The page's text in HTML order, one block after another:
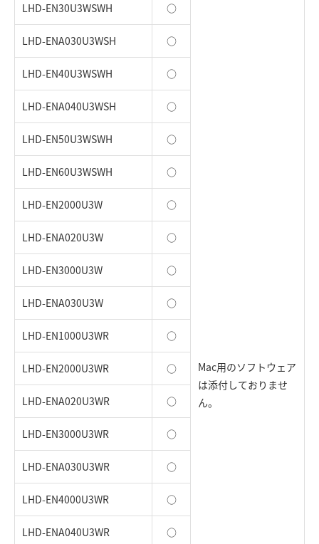
Mac用のソフトウェア
は添付しておりませ
ん。
LHD-EN30U3WSWH ○
LHD-ENA030U3WSH ○
LHD-EN40U3WSWH ○
LHD-ENA040U3WSH ○
LHD-EN50U3WSWH ○
LHD-EN60U3WSWH ○
LHD-EN2000U3W ○
LHD-ENA020U3W ○
LHD-EN3000U3W ○
LHD-ENA030U3W ○
LHD-EN1000U3WR ○
LHD-EN2000U3WR ○
LHD-ENA020U3WR ○
LHD-EN3000U3WR ○
LHD-ENA030U3WR ○
LHD-EN4000U3WR ○
LHD-ENA040U3WR ○